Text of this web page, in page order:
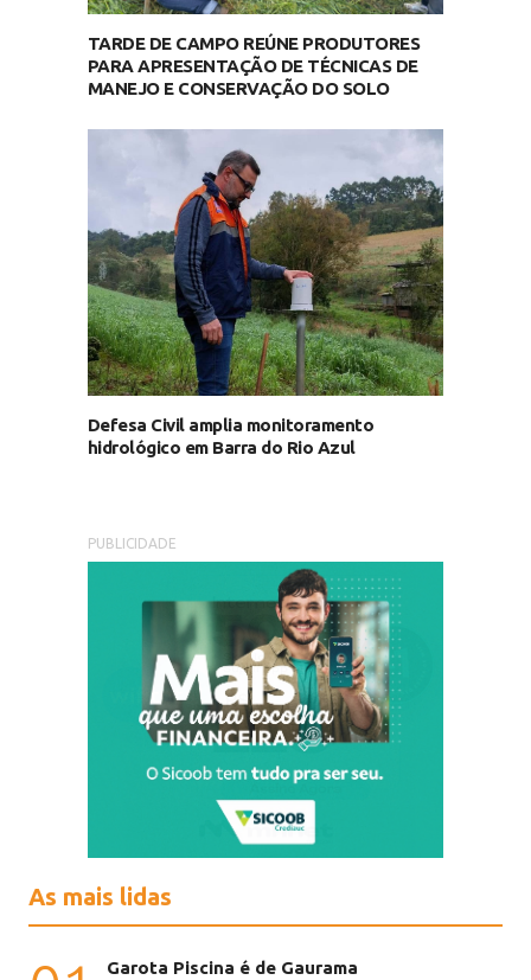
TARDE DE CAMPO REÚNE PRODUTORES
PARA APRESENTAÇÃO DE TÉCNICAS DE
MANEJO E CONSERVAÇÃO DO SOLO
Defesa Civil amplia monitoramento
hidrológico em Barra do Rio Azul
PUBLICIDADE
As mais lidas
Garota Piscina é de Gaurama